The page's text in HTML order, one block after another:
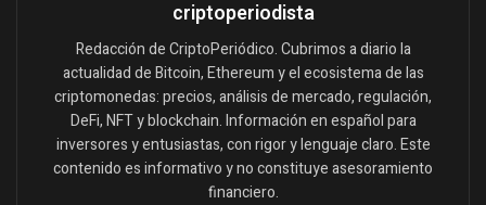
criptoperiodista
Redacción de CriptoPeriódico. Cubrimos a diario la
actualidad de Bitcoin, Ethereum y el ecosistema de las
criptomonedas: precios, análisis de mercado, regulación,
DeFi, NFT y blockchain. Información en español para
inversores y entusiastas, con rigor y lenguaje claro. Este
contenido es informativo y no constituye asesoramiento
financiero.